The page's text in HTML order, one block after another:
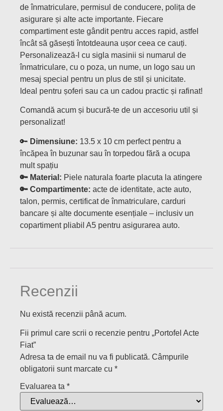
de înmatriculare, permisul de conducere, polița de
asigurare și alte acte importante. Fiecare
compartiment este gândit pentru acces rapid, astfel
încât să găsești întotdeauna ușor ceea ce cauți.
Personalizează-l cu sigla masinii si numarul de
înmatriculare, cu o poza, un nume, un logo sau un
mesaj special pentru un plus de stil și unicitate.
Ideal pentru șoferi sau ca un cadou practic și rafinat!
Comandă acum și bucură-te de un accesoriu util și
personalizat!
🔑 Dimensiune: 13.5 x 10 cm perfect pentru a
încăpea în buzunar sau în torpedou fără a ocupa
mult spațiu
🔑 Material: Piele naturala foarte placuta la atingere
🔑 Compartimente: acte de identitate, acte auto,
talon, permis, certificat de înmatriculare, carduri
bancare și alte documente esențiale – inclusiv un
copartiment pliabil A5 pentru asigurarea auto.
Recenzii
Nu există recenzii până acum.
Fii primul care scrii o recenzie pentru „Portofel Acte
Fiat”
Adresa ta de email nu va fi publicată. Câmpurile
obligatorii sunt marcate cu *
Evaluarea ta *